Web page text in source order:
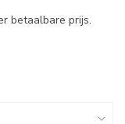
betaalbare prijs.